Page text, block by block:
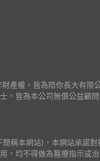
權，皆為陪你長大有限
，皆為本公司無償公益顧問
稱本網站)，本網站承諾
，均不得做為醫療指示或